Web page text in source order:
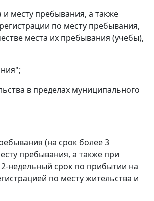
месту пребывания, а также
по месту пребывания,
места их пребывания (учебы),
в пределах муниципального
(на срок более 3
пребывания, а также при
недельный срок по прибытии на
по месту жительства и